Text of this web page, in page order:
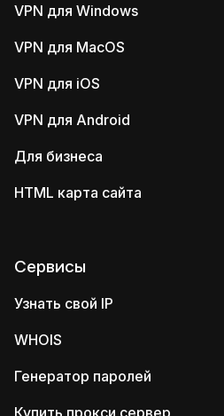
VPN для Windows
VPN для MacOS
VPN для iOS
VPN для Android
Для бизнеса
HTML карта сайта
Сервисы
Узнать свой IP
WHOIS
Генератор паролей
Купить прокси сервер